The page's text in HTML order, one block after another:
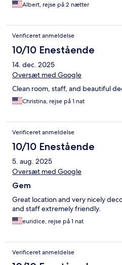
Albert, rejse på 2 nætter
Verificeret anmeldelse
10/10 Enestående
14. dec. 2025
Oversæt med Google
Clean room, staff, and beautiful
Christina, rejse på 1 nat
Verificeret anmeldelse
10/10 Enestående
5. aug. 2025
Oversæt med Google
Gem
Great location and very nicely
and staff extremely friendly.
euridice, rejse på 1 nat
Verificeret anmeldelse